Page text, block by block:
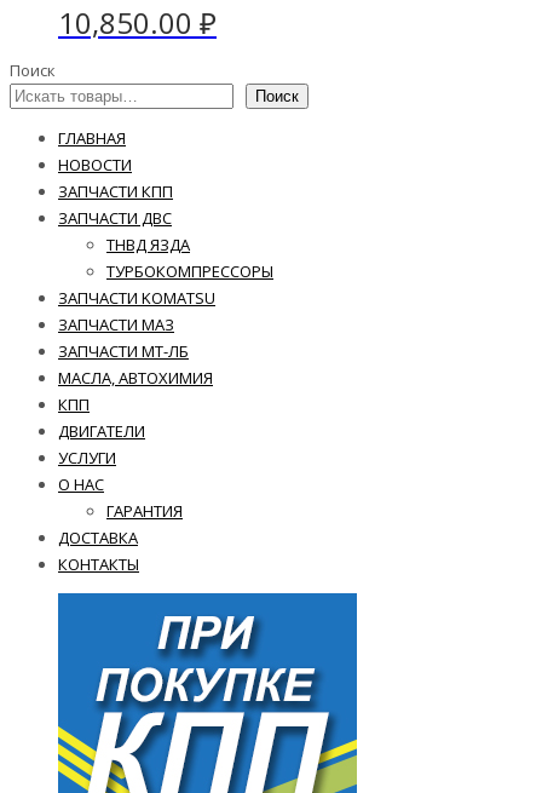
10,850.00 ₽
Поиск
Поиск
ГЛАВНАЯ
НОВОСТИ
ЗАПЧАСТИ КПП
ЗАПЧАСТИ ДВС
ТНВД ЯЗДА
ТУРБОКОМПРЕССОРЫ
ЗАПЧАСТИ KOMATSU
ЗАПЧАСТИ МАЗ
ЗАПЧАСТИ МТ-ЛБ
МАСЛА, АВТОХИМИЯ
КПП
ДВИГАТЕЛИ
УСЛУГИ
О НАС
ГАРАНТИЯ
ДОСТАВКА
КОНТАКТЫ